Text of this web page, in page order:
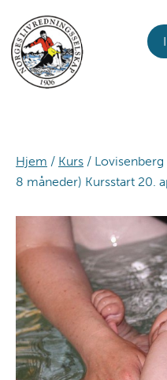
primary
navigation
main
content
footer
Hjem / Kurs / Lovisenberg
8 måneder) Kursstart 20.